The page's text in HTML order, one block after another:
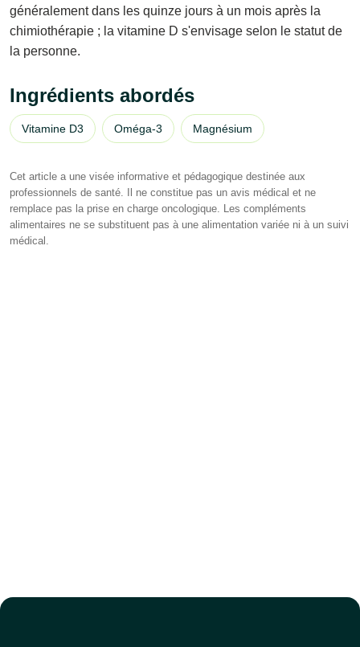
généralement dans les quinze jours à un mois après la
chimiothérapie ; la vitamine D s'envisage selon le statut de
la personne.
Ingrédients abordés
Vitamine D3 Oméga-3 Magnésium
Cet article a une visée informative et pédagogique destinée aux
professionnels de santé. Il ne constitue pas un avis médical et ne
remplace pas la prise en charge oncologique. Les compléments
alimentaires ne se substituent pas à une alimentation variée ni à un suivi
médical.